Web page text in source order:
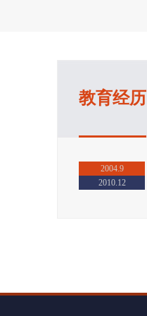
教育经历
2004.9
2010.12